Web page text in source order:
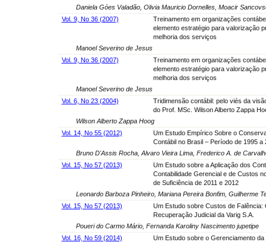
Daniela Góes Valadão, Olivia Mauricio Dornelles, Moacir
Vol. 9, No 36 (2007)
Treinamento em organizações
elemento estratégio para valorização
melhoria dos serviços
Manoel Severino de Jesus
Vol. 9, No 36 (2007)
Treinamento em organizações
elemento estratégio para valorização
melhoria dos serviços
Manoel Severino de Jesus
Vol. 6, No 23 (2004)
Tridimensão contábil: pelo viés da
do Prof. MSc. Wilson Alberto Zappa
Wilson Alberto Zappa Hoog
Vol. 14, No 55 (2012)
Um Estudo Empírico Sobre o
Contábil no Brasil – Período de 1995 a
Bruno D'Assis Rocha, Alvaro Vieira Lima, Frederico A. de
Vol. 15, No 57 (2013)
Um Estudo sobre a Aplicação dos
Contabilidade Gerencial e de Custos
de Suficiência de 2011 e 2012
Leonardo Barboza Pinheiro, Mariana Pereira Bonfim, Guilherme
Vol. 15, No 57 (2013)
Um Estudo sobre Custos de Falência:
Recuperação Judicial da Varig S.A.
Poueri do Carmo Mário, Fernanda Karoliny Nascimento jupetipe
Vol. 16, No 59 (2014)
Um Estudo sobre o Gerenciamento da